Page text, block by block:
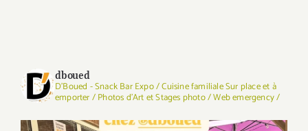
dboued
D'Boued - Snack Bar Expo / Cuisine familiale Sur place et à
emporter / Photos d'Art et Stages photo / Web emergency /